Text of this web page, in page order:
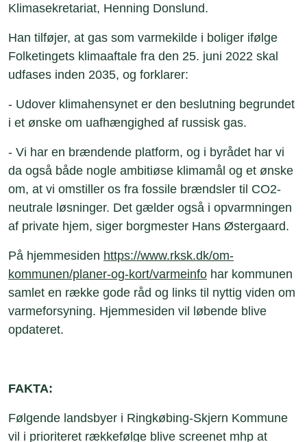
Klimasekretariat, Henning Donslund.
Han tilføjer, at gas som varmekilde i boliger ifølge
Folketingets klimaaftale fra den 25. juni 2022 skal
udfases inden 2035, og forklarer:
- Udover klimahensynet er den beslutning begrundet
i et ønske om uafhængighed af russisk gas.
- Vi har en brændende platform, og i byrådet har vi
da også både nogle ambitiøse klimamål og et ønske
om, at vi omstiller os fra fossile brændsler til CO2-
neutrale løsninger. Det gælder også i opvarmningen
af private hjem, siger borgmester Hans Østergaard.
På hjemmesiden https://www.rksk.dk/om-
kommunen/planer-og-kort/varmeinfo har kommunen
samlet en række gode råd og links til nyttig viden om
varmeforsyning. Hjemmesiden vil løbende blive
opdateret.
FAKTA:
Følgende landsbyer i Ringkøbing-Skjern Kommune
vil i prioriteret rækkefølge blive screenet mhp at